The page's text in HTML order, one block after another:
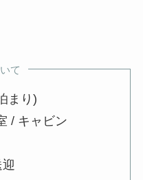
て
まり)
/ キャビン